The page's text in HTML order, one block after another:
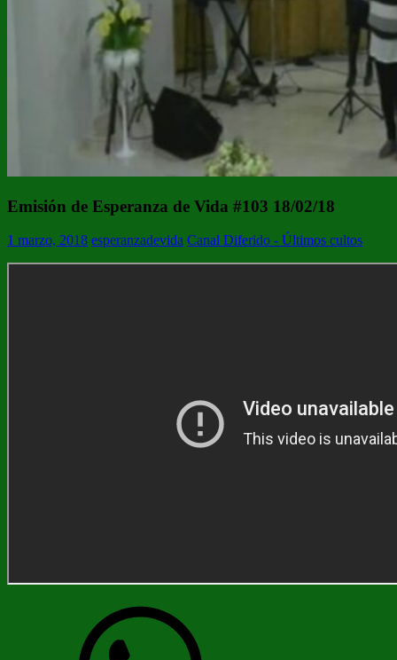
Emisión de Esperanza de Vida #103 18/02/18
1 marzo, 2018 esperanzadevida Canal Diferido - Últimos cultos